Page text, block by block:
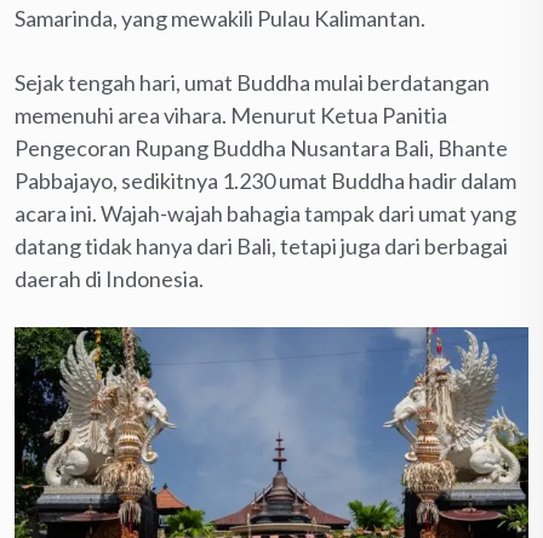
Samarinda, yang mewakili Pulau Kalimantan.
Sejak tengah hari, umat Buddha mulai berdatangan
memenuhi area vihara. Menurut Ketua Panitia
Pengecoran Rupang Buddha Nusantara Bali, Bhante
Pabbajayo, sedikitnya 1.230 umat Buddha hadir dalam
acara ini. Wajah-wajah bahagia tampak dari umat yang
datang tidak hanya dari Bali, tetapi juga dari berbagai
daerah di Indonesia.